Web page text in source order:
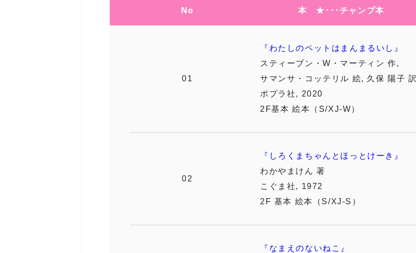
No 本 ★･･･チャンプ本
『わたしのペットはまんまるいし』
スティーブン・W・マーティン 作,
サマンサ・コッテリル 絵, 久保 陽子 訳
ポプラ社, 2020
2F基本 絵本（S/XJ-W）
『しろくまちゃんとほっとけーき』
わかやまけん 著
こぐま社, 1972
2F 基本 絵本（S/XJ-S）
『なまえのないねこ』